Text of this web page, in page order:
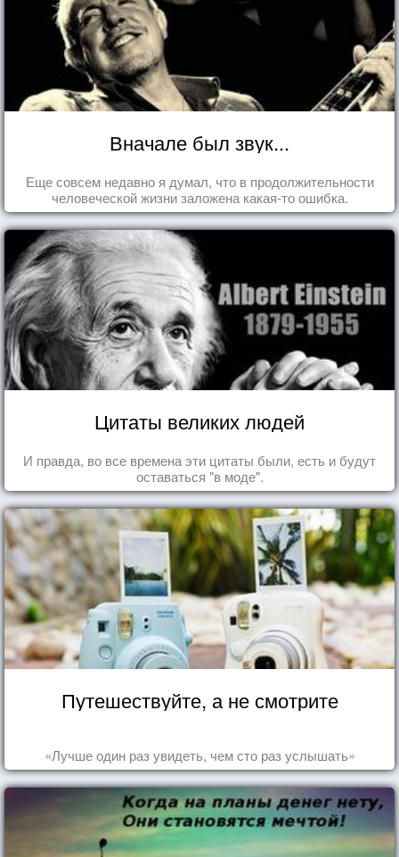
Вначале был звук...
Еще совсем недавно я думал, что в продолжительности
человеческой жизни заложена какая-то ошибка.
Цитаты великих людей
И правда, во все времена эти цитаты были, есть и будут
оставаться "в моде".
Путешествуйте, а не смотрите
«Лучше один раз увидеть, чем сто раз услышать»